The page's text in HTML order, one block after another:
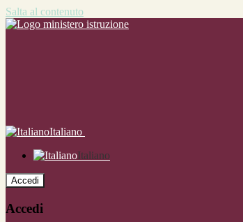
Salta al contenuto
Italiano
Italiano
Accedi
Accedi